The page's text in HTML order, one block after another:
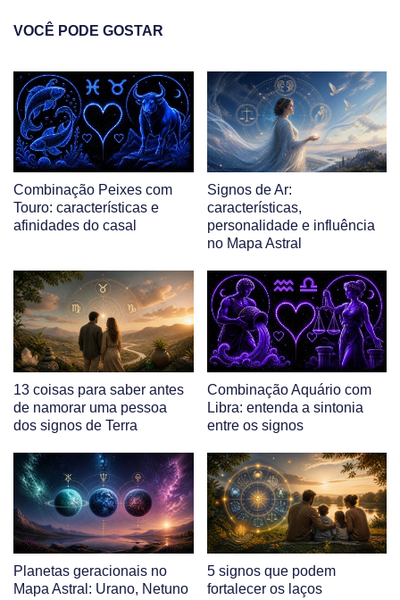
VOCÊ PODE GOSTAR
Combinação Peixes com
Touro: características e
afinidades do casal
Signos de Ar:
características,
personalidade e influência
no Mapa Astral
13 coisas para saber antes
de namorar uma pessoa
dos signos de Terra
Combinação Aquário com
Libra: entenda a sintonia
entre os signos
Planetas geracionais no
Mapa Astral: Urano, Netuno
5 signos que podem
fortalecer os laços